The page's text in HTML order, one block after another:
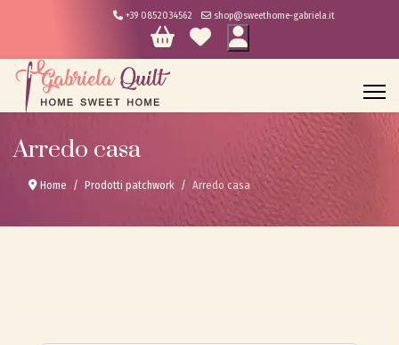
+39 0852034562 shop@sweethome-gabriela.it
Arredo casa
Home Prodotti patchwork Arredo casa